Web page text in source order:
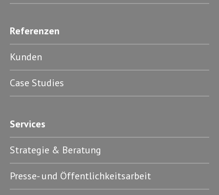
Referenzen
Kunden
Case Studies
Services
Strategie & Beratung
Presse- und Öffentlichkeitsarbeit